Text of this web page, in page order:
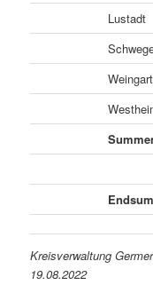
Lustadt
Kreisverwaltung
19.08.2022